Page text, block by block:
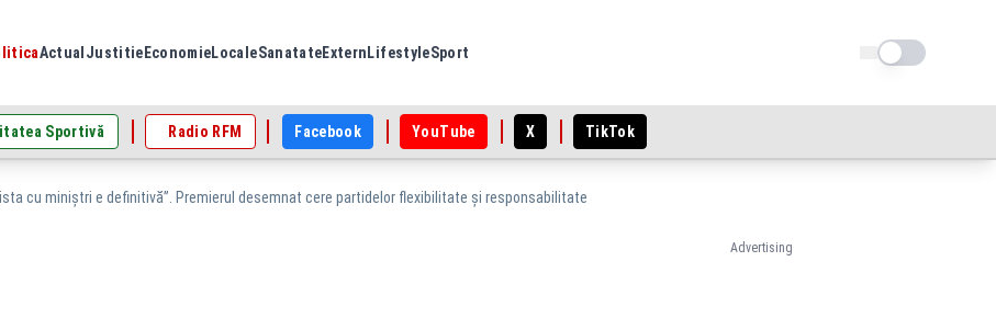
Actual Justitie EconomieLocaleSanatateExtern LifestyleSport Schimba tema
Sportivă Radio RFM Facebook YouTube X TikTok
cu miniștri e definitivă”. Premierul desemnat cere partidelor flexibilitate și responsabilitate
Advertising